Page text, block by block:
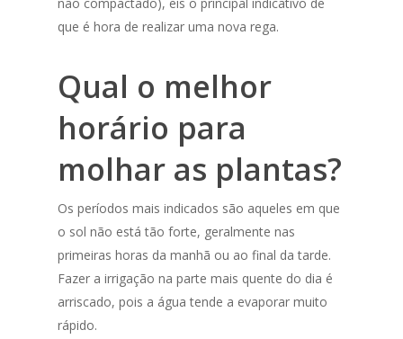
que é hora de realizar uma nova rega.
Qual o melhor
horário para
molhar as plantas?
Os períodos mais indicados são aqueles em que
o sol não está tão forte, geralmente nas
primeiras horas da manhã ou ao final da tarde.
Fazer a irrigação na parte mais quente do dia é
arriscado, pois a água tende a evaporar muito
rápido.